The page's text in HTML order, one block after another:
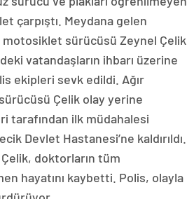
çarpıştı. Meydana gelen
motosiklet sürücüsü Zeynel Çelik
vatandaşların ihbarı üzerine
ekipleri sevk edildi. Ağır
Çelik olay yerine
tarafından ilk müdahalesi
Devlet Hastanesi’ne kaldırıldı.
doktorların tüm
hayatını kaybetti. Polis, olayla